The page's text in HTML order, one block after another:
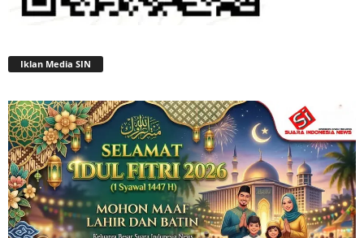
Iklan Media SIN